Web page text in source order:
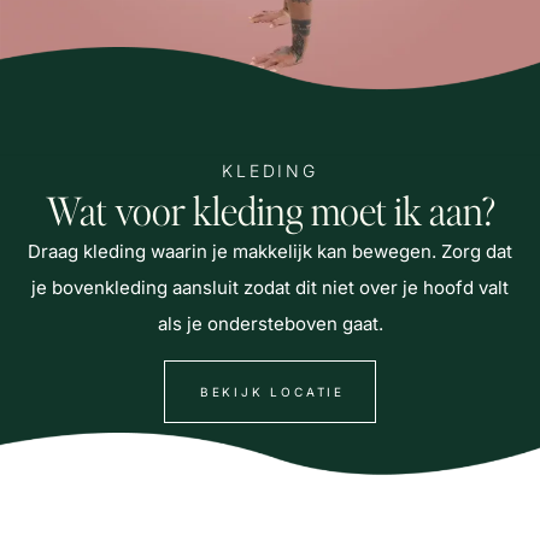
KLEDING
Wat voor kleding moet ik aan?
Draag kleding waarin je makkelijk kan bewegen. Zorg dat
je bovenkleding aansluit zodat dit niet over je hoofd valt
als je ondersteboven gaat.
BEKIJK LOCATIE